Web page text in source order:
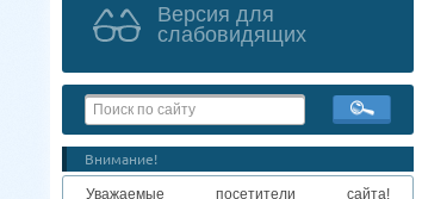
Версия для
слабовидящих
Внимание!
Уважаемые посетители сайта!